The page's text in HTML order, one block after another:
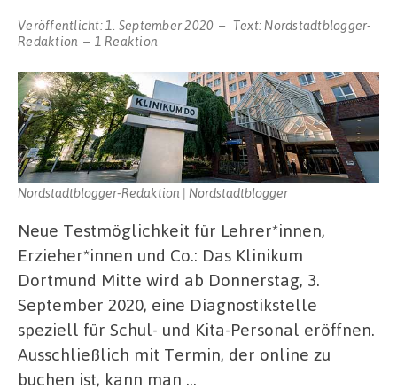
Veröffentlicht: 1. September 2020 Text: Nordstadtblogger-
Redaktion
1 Reaktion
Nordstadtblogger-Redaktion | Nordstadtblogger
Neue Testmöglichkeit für Lehrer*innen,
Erzieher*innen und Co.: Das Klinikum
Dortmund Mitte wird ab Donnerstag, 3.
September 2020, eine Diagnostikstelle
speziell für Schul- und Kita-Personal eröffnen.
Ausschließlich mit Termin, der online zu
buchen ist, kann man …